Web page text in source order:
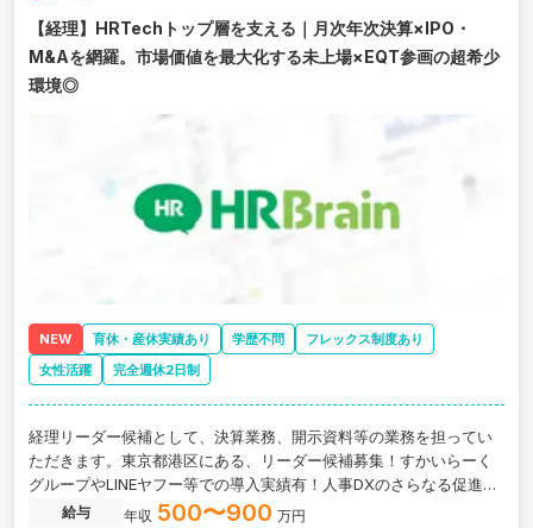
【経理】HRTechトップ層を支える｜月次年次決算×IPO・
M&Aを網羅。市場価値を最大化する未上場×EQT参画の超希少
環境◎
NEW 育休・産休実績あり 学歴不問
フレックス制度あり
女性活躍
完全週休2日制
経理リーダー候補として、決算業務、開示資料等の業務を担ってい
ただきます。東京都港区にある、リーダー候補募集！すかいらーく
グループやLINEヤフー等での導入実績有！人事DXのさらなる促進を
進める、急成長中のスタートアップの求人です。
給与 年収 500〜900 万円